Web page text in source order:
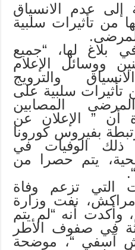
عدم الانسياق
من تأثيرات سلبية
بلاغ لها، “جميع
ووسائل الإعلام
والترويج
تأثيرات سلبية على
المصابين
مؤكدة أن ” الإعلان عن
بفيروس كورونا
ذلك الوفيات في
يتم حصرا من
التي تزعم وفاة
نفت وزارة
وأكدت أنه “لم يتم
في صفوف الأطر
آسفي “، موضحة